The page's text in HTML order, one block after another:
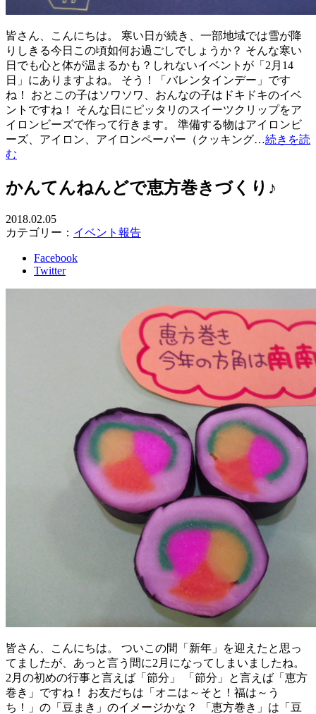
皆さん、こんにちは。 寒い日が続き、一部地域では雪が降
りしきる今日この頃如何お過ごしでしょうか？ そんな寒い
日でも心と体が温まるかも？しれないイベントが「2月14
日」にありますよね。 そう！「バレンタインデー」です
ね！ おとこの子はソワソワ、おんなの子はドキドキのイベ
ントですね！ そんな日にピッタリのスイーツクリップをア
イロンビーズで作って行きます。 準備する物はアイロンビ
ーズ、アイロン、アイロンペーパー（クッキング…続きを読
む
かんてんねんどで恵方巻きづくり♪
2018.02.05
カテゴリー： イベント報告
Facebook
Twitter
皆さん、こんにちは。 ついこの間「新年」を迎えたと思っ
てましたが、あっと言う間に2月になってしまいましたね。
2月の初めの行事と言えば「節分」 「節分」と言えば「恵方
巻き」ですね！ お友だちは「オニは～そと！福は～う
ち！」の「豆まき」のイメージかな？ 「恵方巻き」は「豆